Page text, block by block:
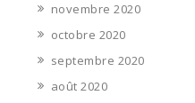
novembre 2020
octobre 2020
septembre 2020
août 2020